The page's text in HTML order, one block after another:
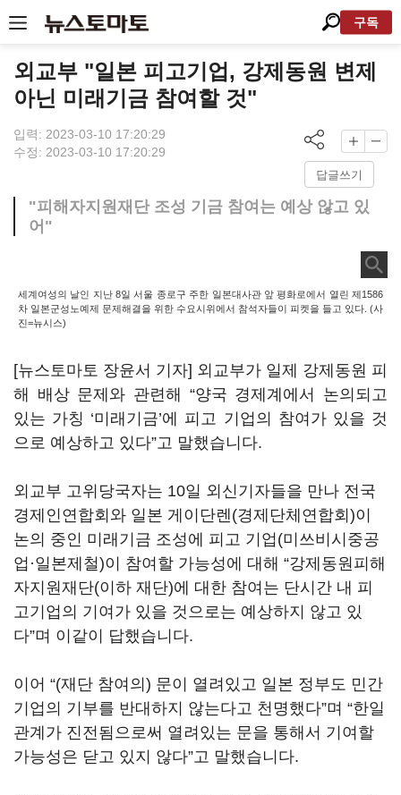
구독
외교부 "일본 피고기업, 강제동원 변제
아닌 미래기금 참여할 것"
입력: 2023-03-10 17:20:29
수정: 2023-03-10 17:20:29
답글쓰기
"피해자지원재단 조성 기금 참여는 예상 않고 있
어"
세계여성의 날인 지난 8일 서울 종로구 주한 일본대사관 앞 평화로에서 열린 제1586
차 일본군성노예제 문제해결을 위한 수요시위에서 참석자들이 피켓을 들고 있다. (사
진=뉴시스)
[뉴스토마토 장윤서 기자] 외교부가 일제 강제동원 피
해 배상 문제와 관련해 “양국 경제계에서 논의되고
있는 가칭 ‘미래기금’에 피고 기업의 참여가 있을 것
으로 예상하고 있다”고 말했습니다.
외교부 고위당국자는 10일 외신기자들을 만나 전국
경제인연합회와 일본 게이단렌(경제단체연합회)이
논의 중인 미래기금 조성에 피고 기업(미쓰비시중공
업·일본제철)이 참여할 가능성에 대해 “강제동원피해
자지원재단(이하 재단)에 대한 참여는 단시간 내 피
고기업의 기여가 있을 것으로는 예상하지 않고 있
다”며 이같이 답했습니다.
이어 “(재단 참여의) 문이 열려있고 일본 정부도 민간
기업의 기부를 반대하지 않는다고 천명했다”며 “한일
관계가 진전됨으로써 열려있는 문을 통해서 기여할
가능성은 닫고 있지 않다”고 말했습니다.